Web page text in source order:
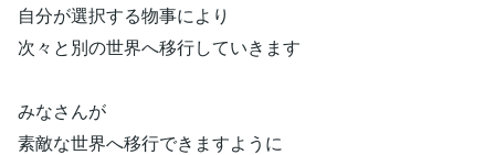
自分が選択する物事により
次々と別の世界へ移行していきます
みなさんが
素敵な世界へ移行できますように